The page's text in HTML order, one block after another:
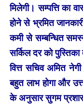
मिलेगी। सम्पत्ति का
होने से भ्रमित
कमी से सम्बन्धित
सर्किल दर को
वित्त सचिव अमित
बहुत लाभ होगा और
के अनुसार सुगम